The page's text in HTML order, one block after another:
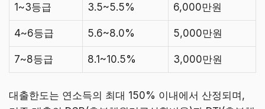
1~3등급 3.5~5.5% 6,000만원
4~6등급 5.6~8.0% 5,000만원
7~8등급 8.1~10.5% 3,000만원
대출한도는 연소득의 최대 150% 이내에서 산정되며,